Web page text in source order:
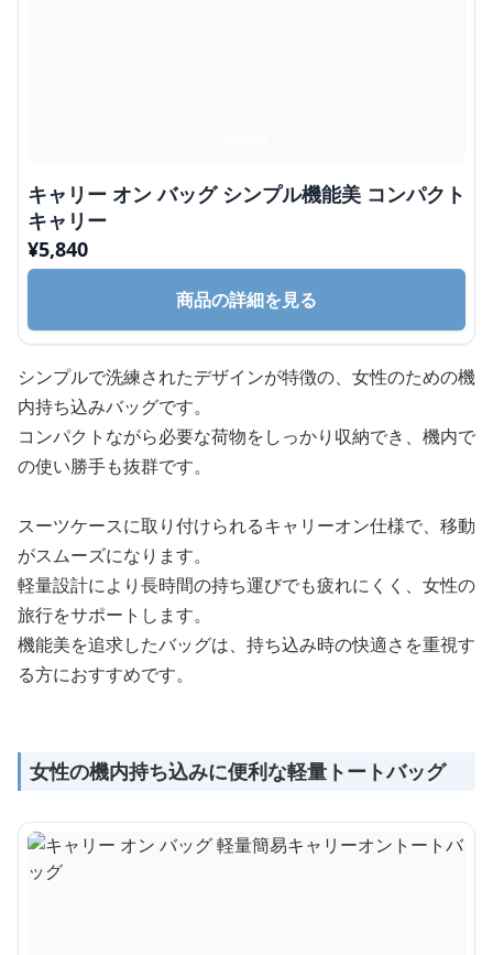
キャリー オン バッグ シンプル機能美 コンパクト
キャリー
¥5,840
商品の詳細を見る
シンプルで洗練されたデザインが特徴の、女性のための機
内持ち込みバッグです。
コンパクトながら必要な荷物をしっかり収納でき、機内で
の使い勝手も抜群です。
スーツケースに取り付けられるキャリーオン仕様で、移動
がスムーズになります。
軽量設計により長時間の持ち運びでも疲れにくく、女性の
旅行をサポートします。
機能美を追求したバッグは、持ち込み時の快適さを重視す
る方におすすめです。
女性の機内持ち込みに便利な軽量トートバッグ